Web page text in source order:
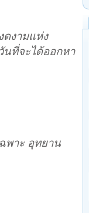
ดงามแห่ง
นที่จะได้ออกหา
พาะ อุทยาน